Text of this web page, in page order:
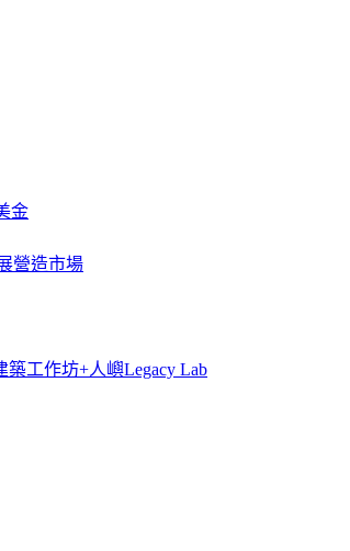
金
營造市場
工作坊+人嶼Legacy Lab